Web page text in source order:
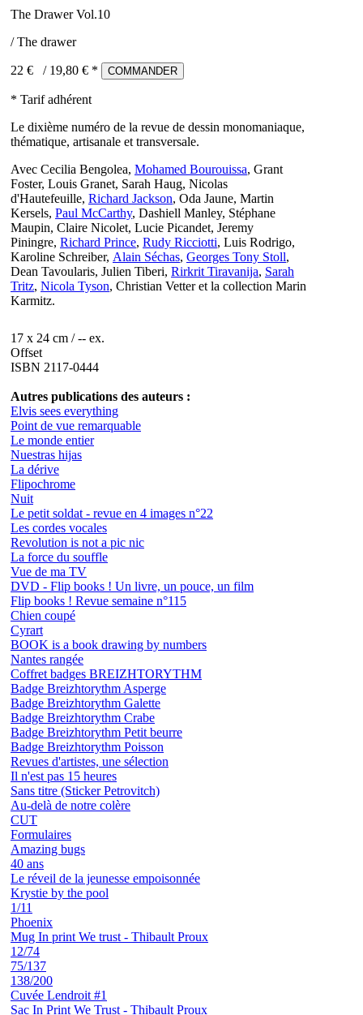
The Drawer Vol.10
/ The drawer
22 € / 19,80 € * COMMANDER
* Tarif adhérent
Le dixième numéro de la revue de dessin monomaniaque,
thématique, artisanale et transversale.
Avec Cecilia Bengolea, Mohamed Bourouissa, Grant
Foster, Louis Granet, Sarah Haug, Nicolas
d'Hautefeuille, Richard Jackson, Oda Jaune, Martin
Kersels, Paul McCarthy, Dashiell Manley, Stéphane
Maupin, Claire Nicolet, Lucie Picandet, Jeremy
Piningre, Richard Prince, Rudy Ricciotti, Luis Rodrigo,
Karoline Schreiber, Alain Séchas, Georges Tony Stoll,
Dean Tavoularis, Julien Tiberi, Rirkrit Tiravanija, Sarah
Tritz, Nicola Tyson, Christian Vetter et la collection Marin
Karmitz.
17 x 24 cm / -- ex.
Offset
ISBN 2117-0444
Autres publications des auteurs :
Elvis sees everything
Point de vue remarquable
Le monde entier
Nuestras hijas
La dérive
Flipochrome
Nuit
Le petit soldat - revue en 4 images n°22
Les cordes vocales
Revolution is not a pic nic
La force du souffle
Vue de ma TV
DVD - Flip books ! Un livre, un pouce, un film
Flip books ! Revue semaine n°115
Chien coupé
Cyrart
BOOK is a book drawing by numbers
Nantes rangée
Coffret badges BREIZHTORYTHM
Badge Breizhtorythm Asperge
Badge Breizhtorythm Galette
Badge Breizhtorythm Crabe
Badge Breizhtorythm Petit beurre
Badge Breizhtorythm Poisson
Revues d'artistes, une sélection
Il n'est pas 15 heures
Sans titre (Sticker Petrovitch)
Au-delà de notre colère
CUT
Formulaires
Amazing bugs
40 ans
Le réveil de la jeunesse empoisonnée
Krystie by the pool
1/11
Phoenix
Mug In print We trust - Thibault Proux
12/74
75/137
138/200
Cuvée Lendroit #1
Sac In Print We Trust - Thibault Proux